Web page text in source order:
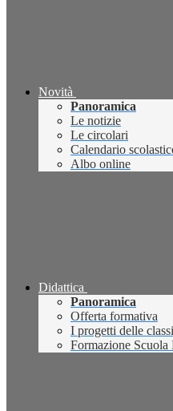
Novità
Panoramica
Le notizie
Le circolari
Calendario
Albo online
Didattica
Panoramica
Offerta formativa
I progetti delle classi
Formazione Scuola